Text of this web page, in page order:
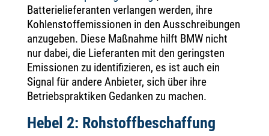
Batterielieferanten verlangen werden, ihre
Kohlenstoffemissionen in den Ausschreibungen
anzugeben. Diese Maßnahme hilft BMW nicht
nur dabei, die Lieferanten mit den geringsten
Emissionen zu identifizieren, es ist auch ein
Signal für andere Anbieter, sich über ihre
Betriebspraktiken Gedanken zu machen.
Hebel 2: Rohstoffbeschaffung